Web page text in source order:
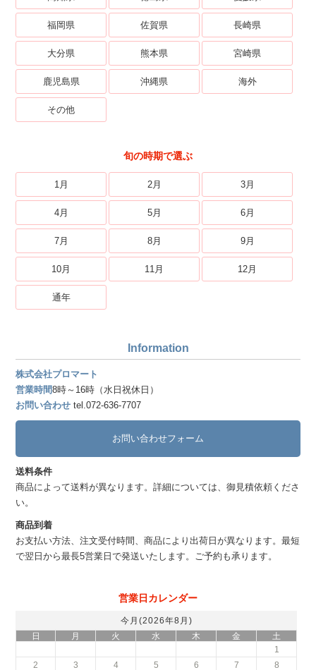
福岡県 佐賀県 長崎県
大分県 熊本県 宮崎県
鹿児島県 沖縄県 海外
その他
旬の時期で選ぶ
1月 2月 3月
4月 5月 6月
7月 8月 9月
10月 11月 12月
通年
Information
株式会社プロマート
営業時間8時～16時（水日祝休日）
お問い合わせ tel.072-636-7707
お問い合わせフォーム
送料条件
商品によって送料が異なります。詳細については、御見積依頼くださ
い。
商品到着
お支払い方法、注文受付時間、商品により出荷日が異なります。最短
で翌日から最長5営業日で発送いたします。ご予約も承ります。
営業日カレンダー
今月(2026年8月)
日
月 火 水 木 金
土
1
2
3 4 5 6 7
8